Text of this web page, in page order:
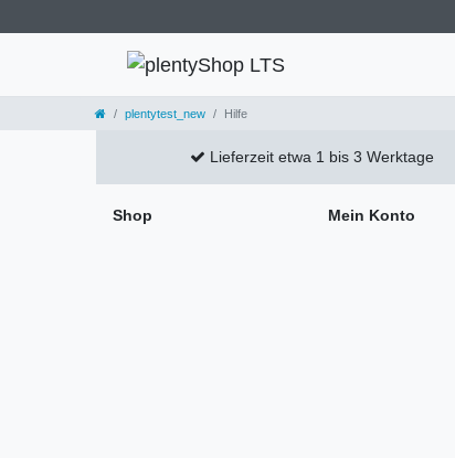
plentytest_new Hilfe
Lieferzeit etwa 1 bis 3 Werktage
Shop Mein Konto